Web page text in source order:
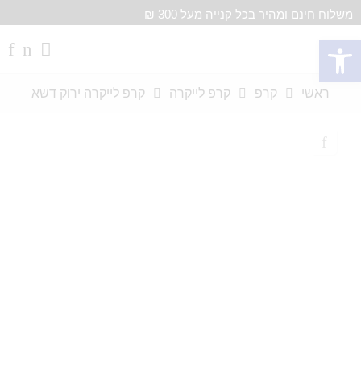
פתח סרגל נגישות
משלוח חינם ומהיר בכל קנייה מעל 300 ₪
ראשי קרפ קרפ לייקרה קרפ לייקרה ירוק דשא